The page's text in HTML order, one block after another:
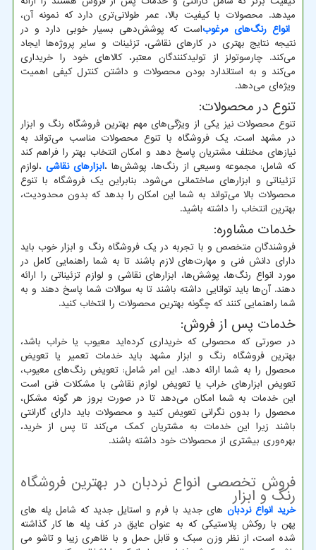
میدهد. محصولات با کیفیت بالا، عمر طولانی‌تری دارد که نمونه آن،
انواع رنگ‌های مرغوباست که پوشش‌دهی بسیار خوبی دارد و در
نتیجه نتایج بهتری در کارهای نقاشی، تزئینات و سایر پروژه‌ها ایجاد
می‌کند. چارسوتولز از تولید‌کنندگان معتبر، کالاهای خود را خریداری
می‌کند و به استاندارد بودن محصولات و داشتن کنترل کیفی اهمیت
ویژه‌ای می‌دهد.
تنوع در محصولات:
تنوع محصولات نیز یکی از ویژگی‌های مهم بهترین فروشگاه رنگ و ابزار
در مشهد است. یک فروشگاه با تنوع محصولات مناسب می‌تواند به
نیازهای مختلف مشتریان پاسخ دهد و امکان انتخاب بهتر را فراهم کند
که شامل: مجموعه وسیعی از رنگ‌ها، پوشش‌ها
،ابزارهای نقاشی،
لوازم
تزئیناتی و ابزارهای ساختمانی می‌شود. بنابراین یک فروشگاه با تنوع
محصولات بالا می‌تواند به شما این امکان را بدهد که بدون محدودیت،
بهترین انتخاب را داشته باشید.
خدمات مشاوره:
فروشندگان متخصص و با تجربه در یک فروشگاه رنگ و ابزار خوب باید
دارای دانش فنی و مهارت‌های لازم باشند تا به شما راهنمایی کامل در
مورد انواع رنگ‌ها، پوشش‌ها، ابزارهای نقاشی و لوازم تزئیناتی را ارائه
دهند. آن‌ها باید توانایی داشته باشند تا به سوالات شما پاسخ دهند و به
شما راهنمایی کنند که چگونه بهترین محصولات را انتخاب کنید.
خدمات پس از فروش:
در صورتی که محصولی که خریداری کرده‌اید معیوب یا خراب باشد،
بهترین فروشگاه رنگ و ابزار مشهد باید خدمات تعمیر یا تعویض
محصول را به شما ارائه دهد. این امر شامل: تعویض رنگ‌های معیوب،
تعویض ابزارهای خراب یا تعویض لوازم نقاشی با مشکلات فنی است
این خدمات به شما امکان می‌دهد تا در صورت بروز هر گونه مشکل،
محصول را بدون نگرانی تعویض کنید و محصولات باید دارای گارانتی
باشند زیرا این خدمات به مشتریان کمک می‌کند تا پس از خرید،
بهره‌وری بیشتری از محصولات خود داشته باشند.
فروش تخصصی انواع نردبان در بهترین فروشگاه
رنگ و ابزار
خرید انواع نردبان های جدید با فرم و استایل جدید که شامل پله های
پهن با روکش پلاستیکی که به عنوان عایق در کف پله ها کار گذاشته
شده است، از نظر وزن سبک و قابل حمل و با ظاهری زیبا و تاشو می